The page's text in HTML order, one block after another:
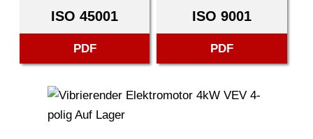
ISO 45001
PDF
ISO 9001
PDF